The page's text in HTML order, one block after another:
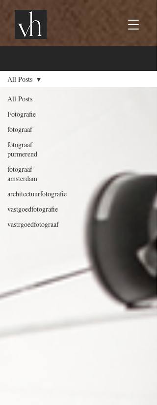
All Posts
Fotografie
fotograaf
fotograaf
purmerend
fotograaf
amsterdam
architectuurfotografie
vastgoedfotografie
vastrgoedfotograaf
All Posts